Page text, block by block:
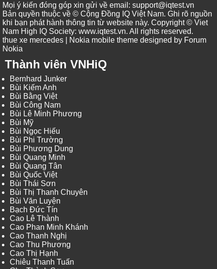
Mọi ý kiến đóng góp xin gửi về email: support@iqtest.vn
Bản quyền thuộc về © Cộng Đồng IQ Việt Nam. Ghi rõ nguồn
khi bạn phát hành thông tin từ website này. Copyright © Viet
Nam High IQ Society: www.iqtest.vn. All rights reserved.
thue xe mercedes | Nokia mobile theme designed by Forum
Nokia
Thành viên VNHiQ
Bernhard Junker
Bùi Kiếm Anh
Bùi Bằng Việt
Bùi Công Nam
Bùi Lê Minh Phương
Bùi Mỹ
Bùi Ngọc Hiếu
Bùi Phi Trường
Bùi Phương Dung
Bùi Quang Minh
Bùi Quang Tân
Bùi Quốc Việt
Bùi Thái Sơn
Bùi Thị Thanh Chuyên
Bùi Văn Luyện
Bạch Đức Tín
Cao Lê Thành
Cao Phan Minh Khánh
Cao Thanh Nghị
Cao Thu Phương
Cao Thị Hạnh
Chiêu Thanh Tuấn